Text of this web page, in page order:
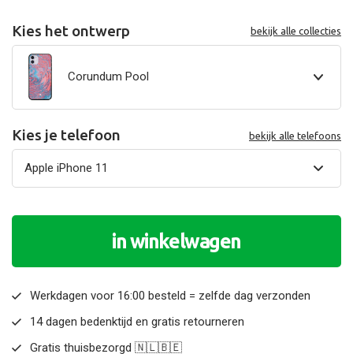
Kies het ontwerp bekijk alle collecties
Corundum Pool
Kies je telefoon bekijk alle telefoons
in winkelwagen
Werkdagen voor 16:00 besteld = zelfde dag verzonden
14 dagen bedenktijd en gratis retourneren
Gratis thuisbezorgd 🇳🇱🇧🇪